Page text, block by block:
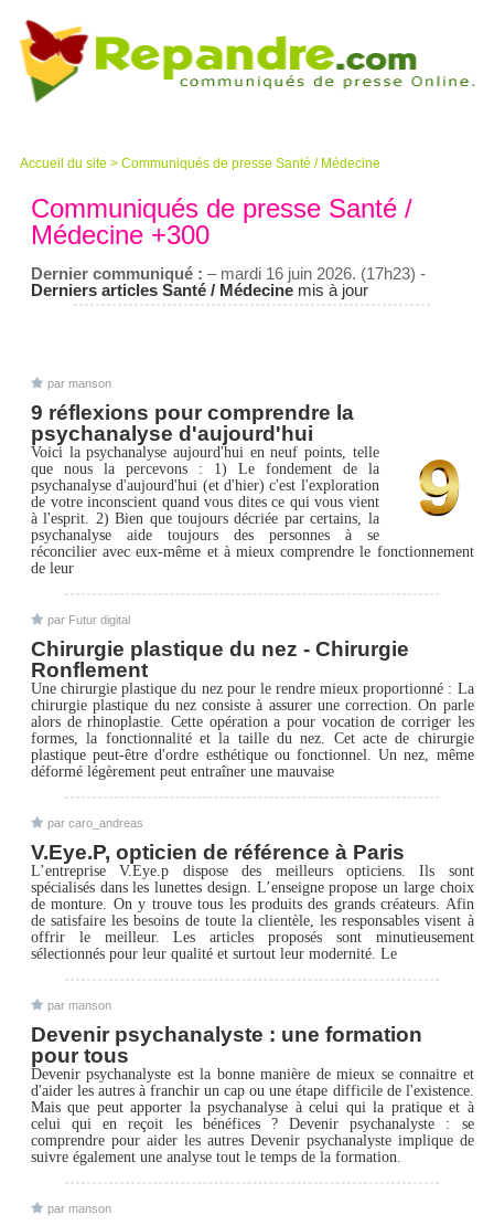
Accueil du site > Communiqués de presse Santé / Médecine
Communiqués de presse Santé /
Médecine +300
Dernier communiqué : – mardi 16 juin 2026. (17h23) -
Derniers articles Santé / Médecine mis à jour
par manson
9 réflexions pour comprendre la
psychanalyse d'aujourd'hui
Voici la psychanalyse aujourd'hui en neuf points, telle
que nous la percevons : 1) Le fondement de la
psychanalyse d'aujourd'hui (et d'hier) c'est l'exploration
de votre inconscient quand vous dites ce qui vous vient
à l'esprit. 2) Bien que toujours décriée par certains, la
psychanalyse aide toujours des personnes à se
réconcilier avec eux-même et à mieux comprendre le fonctionnement
de leur
par Futur digital
Chirurgie plastique du nez - Chirurgie
Ronflement
Une chirurgie plastique du nez pour le rendre mieux proportionné : La
chirurgie plastique du nez consiste à assurer une correction. On parle
alors de rhinoplastie. Cette opération a pour vocation de corriger les
formes, la fonctionnalité et la taille du nez. Cet acte de chirurgie
plastique peut-être d'ordre esthétique ou fonctionnel. Un nez, même
déformé légèrement peut entraîner une mauvaise
par caro_andreas
V.Eye.P, opticien de référence à Paris
L’entreprise V.Eye.p dispose des meilleurs opticiens. Ils sont
spécialisés dans les lunettes design. L’enseigne propose un large choix
de monture. On y trouve tous les produits des grands créateurs. Afin
de satisfaire les besoins de toute la clientèle, les responsables visent à
offrir le meilleur. Les articles proposés sont minutieusement
sélectionnés pour leur qualité et surtout leur modernité. Le
par manson
Devenir psychanalyste : une formation
pour tous
Devenir psychanalyste est la bonne manière de mieux se connaitre et
d'aider les autres à franchir un cap ou une étape difficile de l'existence.
Mais que peut apporter la psychanalyse à celui qui la pratique et à
celui qui en reçoit les bénéfices ? Devenir psychanalyste : se
comprendre pour aider les autres Devenir psychanalyste implique de
suivre également une analyse tout le temps de la formation.
par manson